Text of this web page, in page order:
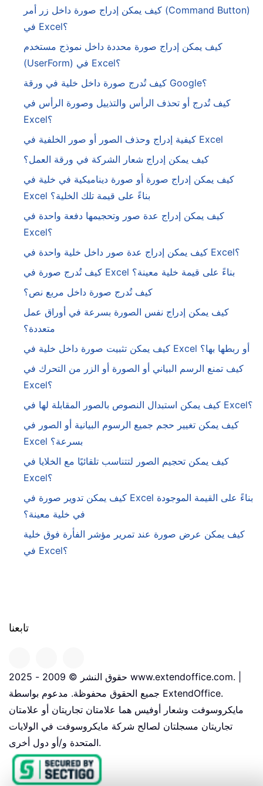
كيف يمكن إدراج صورة داخل زر أمر (Command Button)
في Excel؟
كيف يمكن إدراج صورة محددة داخل نموذج مستخدم
(UserForm) في Excel؟
كيف تُدرج صورة داخل خلية في ورقة Google؟
كيف تُدرج أو تحذف الرأس والتذييل وصورة الرأس في
Excel؟
كيفية إدراج وحذف الصور أو صور الخلفية في Excel
كيف يمكن إدراج شعار الشركة في ورقة العمل؟
كيف يمكن إدراج صورة أو صورة ديناميكية في خلية في
Excel بناءً على قيمة تلك الخلية؟
كيف يمكن إدراج عدة صور وتحجيمها دفعة واحدة في
Excel؟
كيف يمكن إدراج عدة صور داخل خلية واحدة في Excel؟
كيف تُدرج صورة في Excel بناءً على قيمة خلية معينة؟
كيف تُدرج صورة داخل مربع نص؟
كيف يمكن إدراج نفس الصورة بسرعة في أوراق عمل
متعددة؟
كيف يمكن تثبيت صورة داخل خلية في Excel أو ربطها بها؟
كيف تمنع الرسم البياني أو الصورة أو الزر من التحرك في
Excel؟
كيف يمكن استبدال النصوص بالصور المقابلة لها في Excel؟
كيف يمكن تغيير حجم جميع الرسوم البيانية أو الصور في
Excel بسرعة؟
كيف يمكن تحجيم الصور لتتناسب تلقائيًا مع الخلايا في
Excel؟
كيف يمكن تدوير صورة في Excel بناءً على القيمة الموجودة
في خلية معينة؟
كيف يمكن عرض صورة عند تمرير مؤشر الفأرة فوق خلية
في Excel؟
تابعنا
حقوق النشر © 2009 - 2025 www.extendoffice.com. |
جميع الحقوق محفوظة. مدعوم بواسطة ExtendOffice.
مايكروسوفت وشعار أوفيس هما علامتان تجاريتان أو علامتان
تجاريتان مسجلتان لصالح شركة مايكروسوفت في الولايات
المتحدة و/أو دول أخرى.